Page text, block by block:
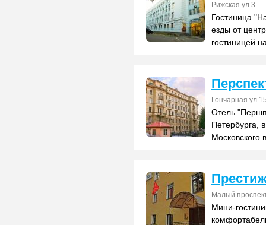
Рижская ул.3
Гостиница
езды от
гостиницей
Гончарная
Отель
Петербурга,
Московского
Малый
Мини-